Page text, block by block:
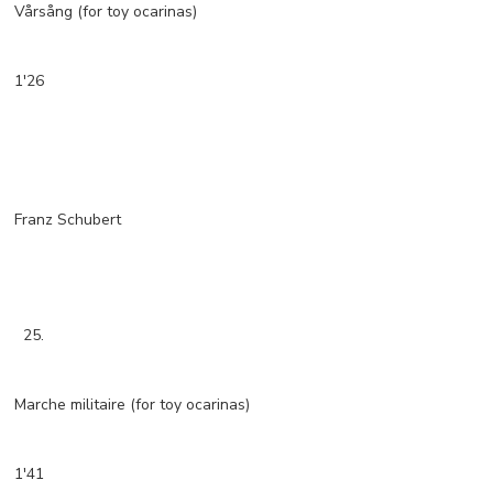
Vårsång (for toy ocarinas)
1'26
Franz Schubert
25.
Marche militaire (for toy ocarinas)
1'41